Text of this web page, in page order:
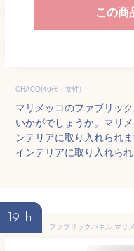
この商
CHACO(40代・女性)
マリメッコのファブリッ
いかがでしょうか。マリ
ンテリアに取り入れられ
インテリアに取り入れら
19th